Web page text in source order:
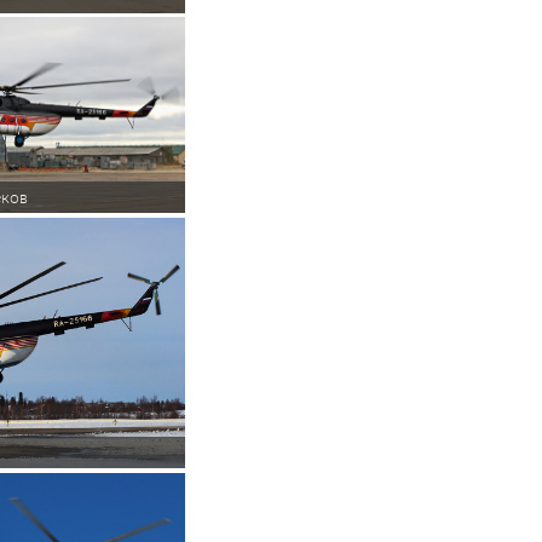
грузовой кабины, внешней подвеской